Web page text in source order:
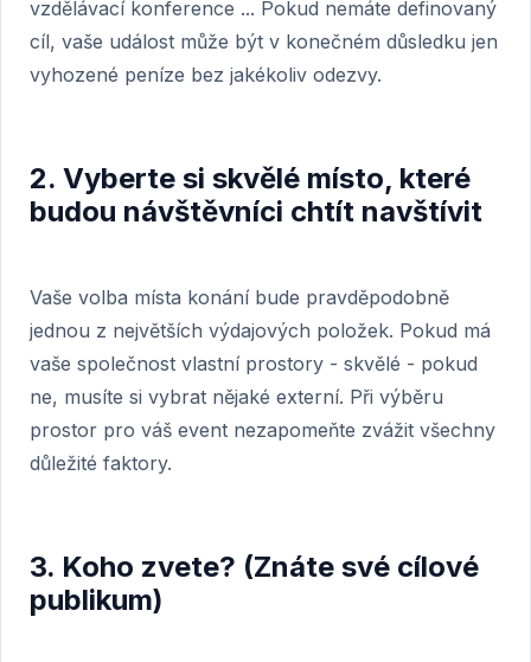
vzdělávací konference ... Pokud nemáte definovaný
cíl, vaše událost může být v konečném důsledku jen
vyhozené peníze bez jakékoliv odezvy.
2. Vyberte si skvělé místo, které
budou návštěvníci chtít navštívit
Vaše volba místa konání bude pravděpodobně
jednou z největších výdajových položek. Pokud má
vaše společnost vlastní prostory - skvělé - pokud
ne, musíte si vybrat nějaké externí. Při výběru
prostor pro váš event nezapomeňte zvážit všechny
důležité faktory.
3. Koho zvete? (Znáte své cílové
publikum)